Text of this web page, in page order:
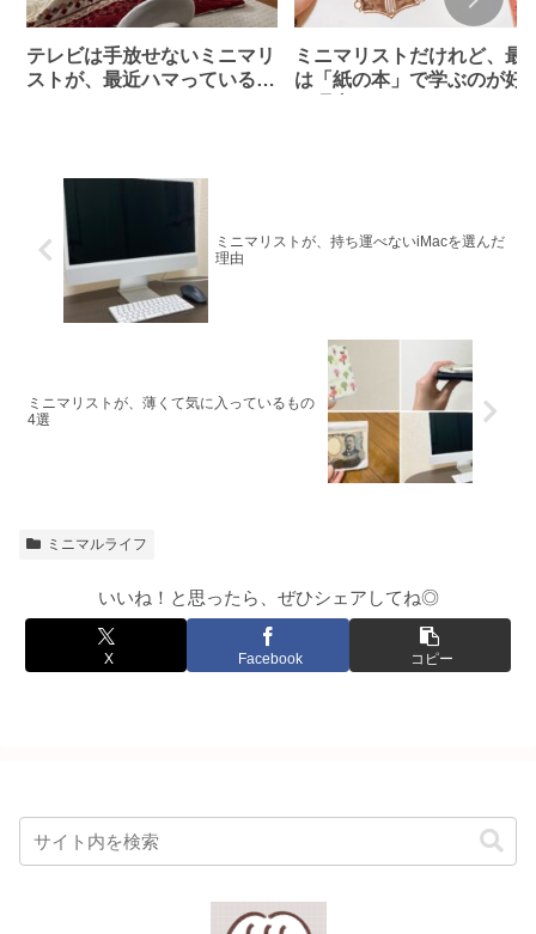
テレビは手放せないミニマリ
ストが、最近ハマっている
ミニマリストだけれど、最
は「紙の本」で学ぶのが好
ミニマリストが、持ち運べないiMacを選んだ
理由
ミニマリストが、薄くて気に入っているもの
4選
ミニマルライフ
いいね！と思ったら、ぜひシェアしてね◎
X Facebook コピー